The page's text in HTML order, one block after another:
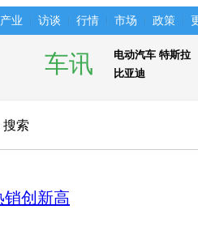
产业 访谈 行情 市场 政策
车讯 电动汽车 特斯拉
比亚迪
搜索
销创新高